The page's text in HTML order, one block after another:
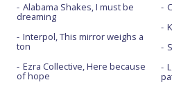
Alabama Shakes, I must be
dreaming
Interpol, This mirror weighs a
ton
Ezra Collective, Here because
of hope